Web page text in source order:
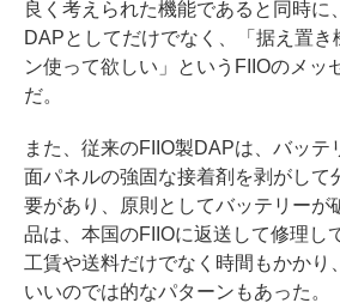
良く考えられた機能であると同時に
DAPとしてだけでなく、「据え置
ン使って欲しい」というFIIOのメッ
だ。
また、従来のFIIO製DAPは、バッテ
面パネルの強固な接着剤を剥がして
要があり、原則としてバッテリーが
品は、本国のFIIOに返送して修理し
工賃や送料だけでなく時間もかかり
いいのでは的なパターンもあった。